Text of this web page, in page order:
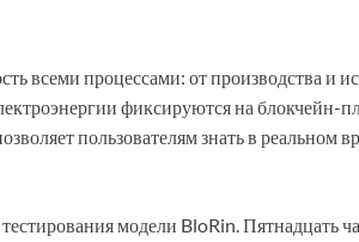
всеми процессами: от производства и
фиксируются на блокчейн-
пользователям знать в реальном
модели BloRin. Пятнадцать